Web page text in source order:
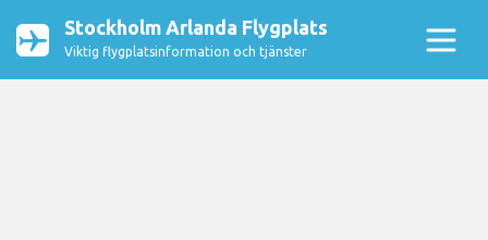
Stockholm Arlanda Flygplats
Viktig flygplatsinformation och tjänster